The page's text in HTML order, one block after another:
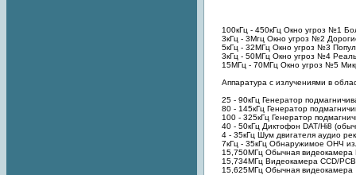
100кГц - 450кГц Окно угроз №1
3кГц - 3Мгц Окно угроз №2
5кГц - 32МГц Окно угроз №3
3кГц - 50МГц Окно угроз №4
15МГц - 70МГц Окно угроз №5
Аппаратура с излучениями в
25 - 90кГц Генератор
80 - 145кГц Генератор
100 - 325кГц Генератор
40 - 50кГц Диктофон DAT/Hi8
4 - 35кГц Шум двигателя аудио
7кГц - 35кГц Обнаружимое ОНЧ
15,750МГц Обычная видеокамера
15,734МГц Видеокамера CCD/
15,625МГц Обычная видеокамера